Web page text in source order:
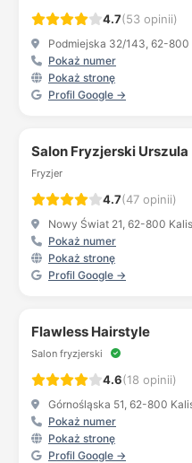
4.7(53 opinii)
Podmiejska 32/143, 62-800
Pokaż numer
Pokaż stronę
Profil Google →
Salon Fryzjerski Urszula
Fryzjer
4.7(47 opinii)
Nowy Świat 21, 62-800
Pokaż numer
Pokaż stronę
Profil Google →
Flawless Hairstyle
Salon fryzjerski
4.6(18 opinii)
Górnośląska 51, 62-800
Pokaż numer
Pokaż stronę
Profil Google →